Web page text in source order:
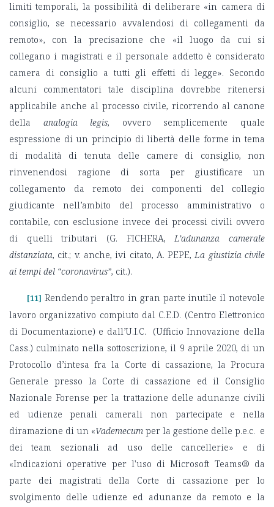
limiti temporali, la possibilità di deliberare «in camera di
consiglio, se necessario avvalendosi di collegamenti da
remoto», con la precisazione che «il luogo da cui si
collegano i magistrati e il personale addetto è considerato
camera di consiglio a tutti gli effetti di legge». Secondo
alcuni commentatori tale disciplina dovrebbe ritenersi
applicabile anche al processo civile, ricorrendo al canone
della analogia legis, ovvero semplicemente quale
espressione di un principio di libertà delle forme in tema
di modalità di tenuta delle camere di consiglio, non
rinvenendosi ragione di sorta per giustificare un
collegamento da remoto dei componenti del collegio
giudicante nell’ambito del processo amministrativo o
contabile, con esclusione invece dei processi civili ovvero
di quelli tributari (G. FICHERA,L’adunanza camerale
distanziata, cit.; v. anche, ivi citato, A. PEPE,La giustizia civile
ai tempi del “coronavirus”, cit.).
[11] Rendendo peraltro in gran parte inutile il notevole
lavoro organizzativo compiuto dal C.E.D. (Centro Elettronico
di Documentazione) e dall’U.I.C. (Ufficio Innovazione della
Cass.) culminato nella sottoscrizione, il 9 aprile 2020, di un
Protocollo d’intesa fra la Corte di cassazione, la Procura
Generale presso la Corte di cassazione ed il Consiglio
Nazionale Forense per la trattazione delle adunanze civili
ed udienze penali camerali non partecipate e nella
diramazione di un «Vademecum per la gestione delle p.e.c. e
dei team sezionali ad uso delle cancellerie» e di
«Indicazioni operative per l'uso di Microsoft Teams® da
parte dei magistrati della Corte di cassazione per lo
svolgimento delle udienze ed adunanze da remoto e la